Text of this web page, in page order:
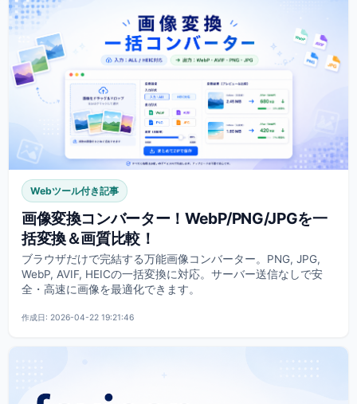
Webツール付き記事
画像変換コンバーター！WebP/PNG/JPGを一
括変換＆画質比較！
ブラウザだけで完結する万能画像コンバーター。PNG, JPG,
WebP, AVIF, HEICの一括変換に対応。サーバー送信なしで安
全・高速に画像を最適化できます。
作成日: 2026-04-22 19:21:46